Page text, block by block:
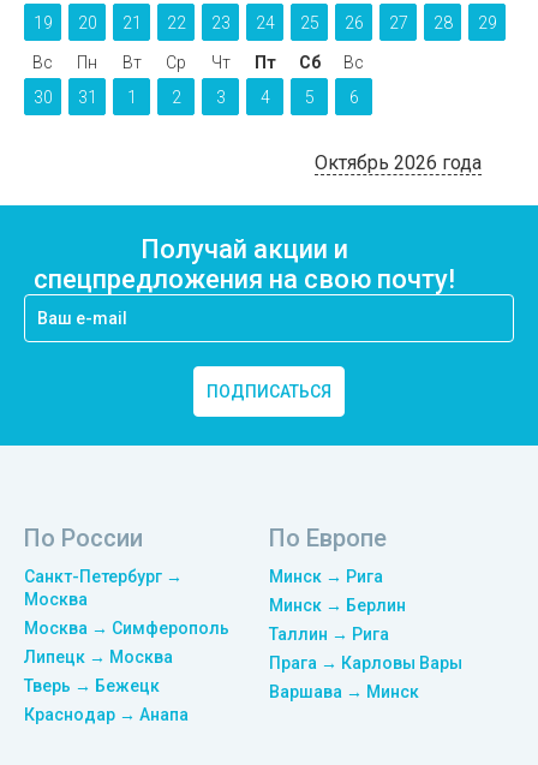
19
20
21
22
23
24
25
26
27
28
29
Вс
30
Пн
31
Вт
1
Ср
2
Чт
3
Пт
4
Сб
5
Вс
6
Октябрь 2026 года
Получай акции и
спецпредложения на свою почту!
ПОДПИСАТЬСЯ
По России
Санкт-Петербург →
Москва
Москва → Симферополь
Липецк → Москва
Тверь → Бежецк
Краснодар → Анапа
По Европе
Минск → Рига
Минск → Берлин
Таллин → Рига
Прага → Карловы Вары
Варшава → Минск